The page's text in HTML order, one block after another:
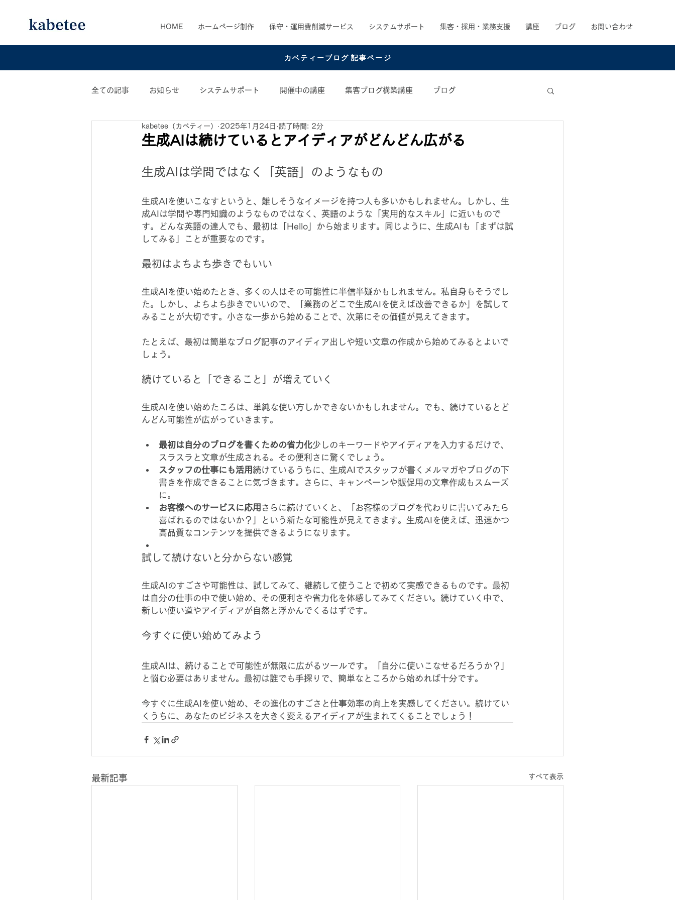
HOME ホームページ制作 保守・運用費削減サービス システムサポート 集客・採用・業務支援 講座 ブログ お問い合わせ
カベティーブログ 記事ページ
全ての記事 お知らせ システムサポート 開催中の講座 集客ブログ構築講座 ブログ
カベティー業務日誌 おすすめ書籍 お役立ちコンテンツ
生成AIは続けているとアイディアがどんどん広がる
kabetee（カベティー） 2025年1月24日 読了時間: 2分
生成AIは学問ではなく「英語」のようなもの
生成AIを使いこなすというと、難しそうなイメージを持つ人も多いかもしれません。しかし、生
成AIは学問や専門知識のようなものではなく、英語のような「実用的なスキル」に近いもので
す。どんな英語の達人でも、最初は「Hello」から始まります。同じように、生成AIも「まずは試
してみる」ことが重要なのです。
最初はよちよち歩きでもいい
生成AIを使い始めたとき、多くの人はその可能性に半信半疑かもしれません。私自身もそうでし
た。しかし、よちよち歩きでいいので、「業務のどこで生成AIを使えば改善できるか」を試して
みることが大切です。小さな一歩から始めることで、次第にその価値が見えてきます。
たとえば、最初は簡単なブログ記事のアイディア出しや短い文章の作成から始めてみるとよいで
しょう。
続けていると「できること」が増えていく
生成AIを使い始めたころは、単純な使い方しかできないかもしれません。でも、続けているとど
んどん可能性が広がっていきます。
最初は自分のブログを書くための省力化少しのキーワードやアイディアを入力するだけで、
スラスラと文章が生成される。その便利さに驚くでしょう。
スタッフの仕事にも活用続けているうちに、生成AIでスタッフが書くメルマガやブログの下
書きを作成できることに気づきます。さらに、キャンペーンや販促用の文章作成もスムーズ
に。
お客様へのサービスに応用 さらに続けていくと、「お客様のブログを代わりに書いてみたら
喜ばれるのではないか？」という新たな可能性が見えてきます。生成AIを使えば、迅速かつ
高品質なコンテンツを提供できるようになります。
試して続けないと分からない感覚
生成AIのすごさや可能性は、試してみて、継続して使うことで初めて実感できるものです。最初
は自分の仕事の中で使い始め、その便利さや省力化を体感してみてください。続けていく中で、
新しい使い道やアイディアが自然と浮かんでくるはずです。
今すぐに使い始めてみよう
生成AIは、続けることで可能性が無限に広がるツールです。「自分に使いこなせるだろうか？」
と悩む必要はありません。最初は誰でも手探りで、簡単なところから始めれば十分です。
今すぐに生成AIを使い始め、その進化のすごさと仕事効率の向上を実感してください。続けてい
くうちに、あなたのビジネスを大きく変えるアイディアが生まれてくることでしょう！
最新記事 すべて表示